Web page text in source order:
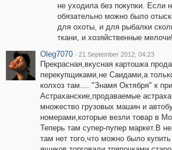
не уходила без покупки. Если
обязательно можно было
для охоты, и для рыбалки
ткани, и хозяйственные мелочи!
Oleg7070 · 21 September 2012, 04:23
Прекрасная,вкусная картошка
перекупщиками,не Саидами,а
колхоз там.... "Знамя Октября" к
Астраханские,продаваемые
множество грузовых машин и
номерами,которые везли товар в
Теперь там супер-пупер маркет.В
там нет того,что можно было